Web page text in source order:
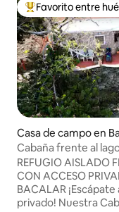
Favorito entre
Favorito entre
Casa de campo en
agoon
Cabaña frente al
entrada privada al
REFUGIO AISLADO
CON ACCESO
BACALAR ¡Escápate a tu propio oasis
privado! Nuestra